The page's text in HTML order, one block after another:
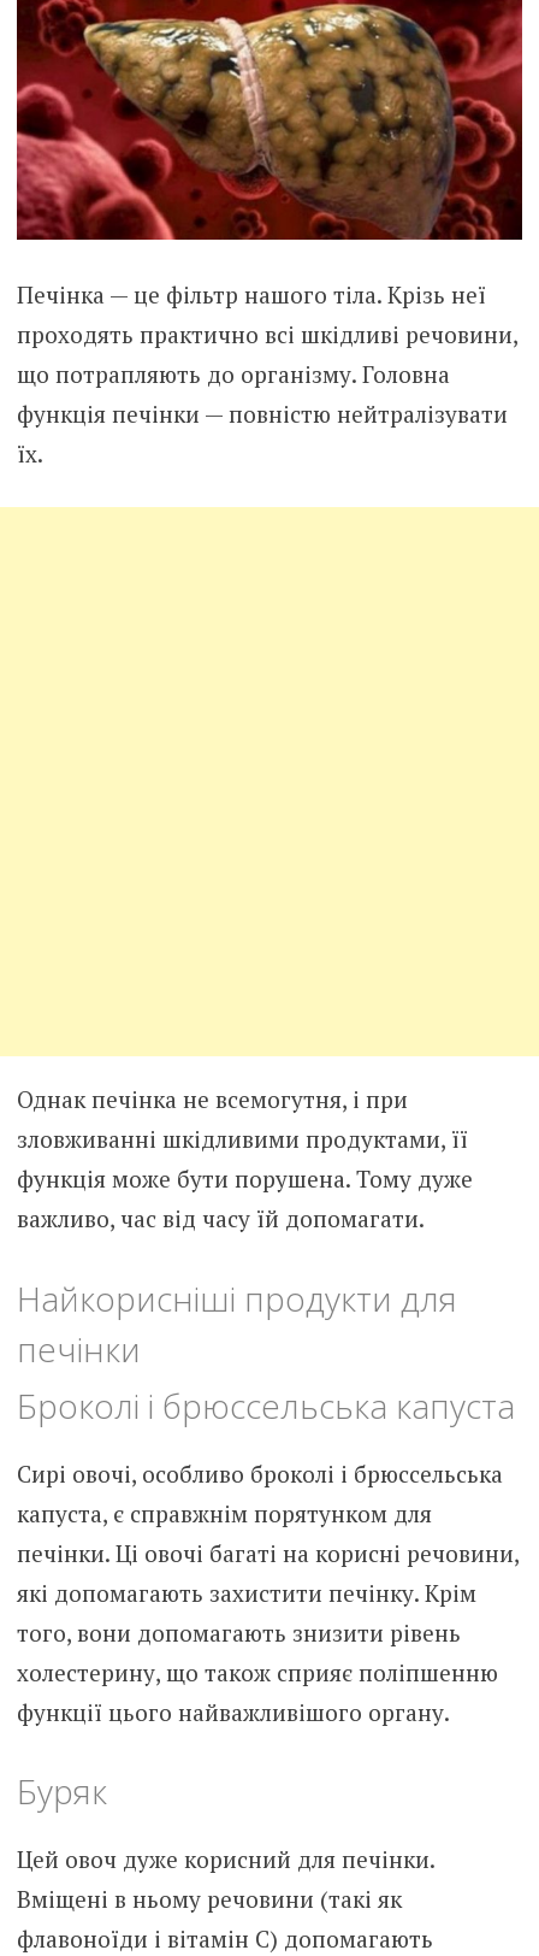
Печінка — це фільтр нашого тіла. Крізь неї
проходять практично всі шкідливі речовини,
що потрапляють до організму. Головна
функція печінки — повністю нейтралізувати
їх.
Однак печінка не всемогутня, і при
зловживанні шкідливими продуктами, її
функція може бути порушена. Тому дуже
важливо, час від часу їй допомагати.
Найкорисніші продукти для
печінки
Броколі і брюссельська капуста
Сирі овочі, особливо броколі і брюссельська
капуста, є справжнім порятунком для
печінки. Ці овочі багаті на корисні речовини,
які допомагають захистити печінку. Крім
того, вони допомагають знизити рівень
холестерину, що також сприяє поліпшенню
функції цього найважливішого органу.
Буряк
Цей овоч дуже корисний для печінки.
Вміщені в ньому речовини (такі як
флавоноїди і вітамін С) допомагають